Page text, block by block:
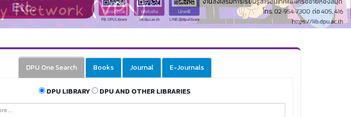
DPU One Search Books Journal E-Journals
DPU LIBRARY DPU AND OTHER LIBRARIES